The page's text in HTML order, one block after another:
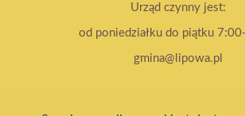
Urząd czynny jest:
od poniedziałku do piątku
gmina@lipowa.pl